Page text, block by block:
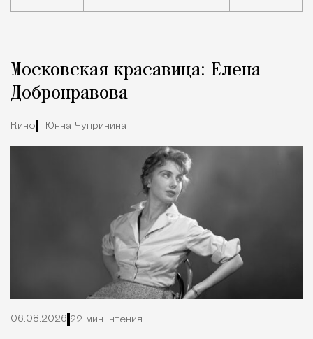
Город
Московская красавица: Елена
Добронравова
Кино Юнна Чупринина
06.08.2026 22 мин. чтения